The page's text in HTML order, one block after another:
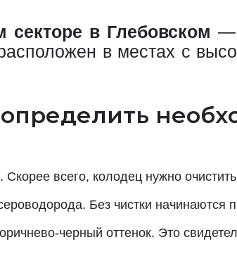
секторе в Глебовском —
в местах с
всего, колодец нужно
Без чистки начинаются
черный оттенок. Это